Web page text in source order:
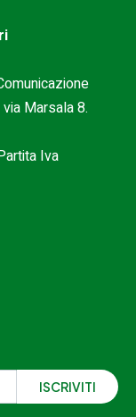
Marsala 8.
Iva
ISCRIVITI